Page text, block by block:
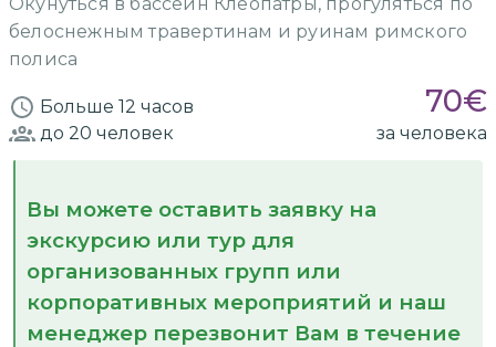
белоснежным травертинам и руинам римского
полиса
Больше 12 часов 70€
до 20 человек за человека
Вы можете оставить заявку на
экскурсию или тур для
организованных групп или
корпоративных мероприятий и наш
менеджер перезвонит Вам в течение